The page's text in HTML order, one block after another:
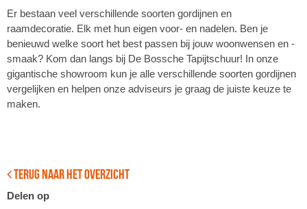
Er bestaan veel verschillende soorten gordijnen en
raamdecoratie. Elk met hun eigen voor- en nadelen. Ben je
benieuwd welke soort het best passen bij jouw woonwensen en -
smaak? Kom dan langs bij De Bossche Tapijtschuur! In onze
gigantische showroom kun je alle verschillende soorten gordijnen
vergelijken en helpen onze adviseurs je graag de juiste keuze te
maken.
terug naar het overzicht
Delen op